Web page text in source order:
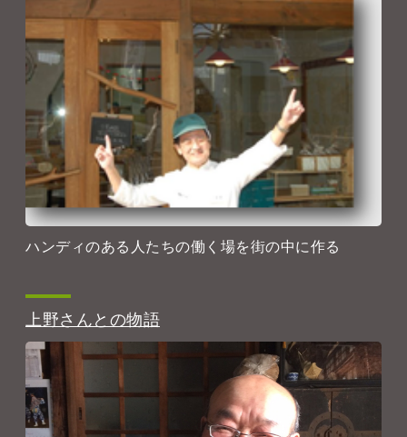
ハンディのある人たちの働く場を街の中に作る
上野さんとの物語